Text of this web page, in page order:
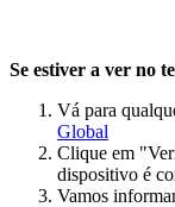
Se estiver a ver no
Vá para
Global
Clique em
dispositivo é
Vamos